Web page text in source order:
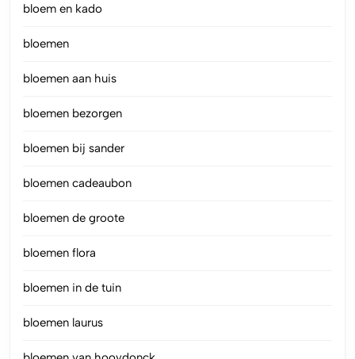
bloem en kado
bloemen
bloemen aan huis
bloemen bezorgen
bloemen bij sander
bloemen cadeaubon
bloemen de groote
bloemen flora
bloemen in de tuin
bloemen laurus